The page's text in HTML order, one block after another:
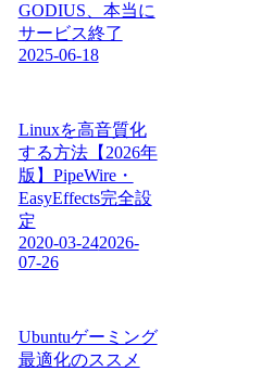
GODIUS、本当に
サービス終了
2025-06-18
Linuxを高音質化
する方法【2026年
版】PipeWire・
EasyEffects完全設
定
2020-03-242026-
07-26
Ubuntuゲーミング
最適化のススメ